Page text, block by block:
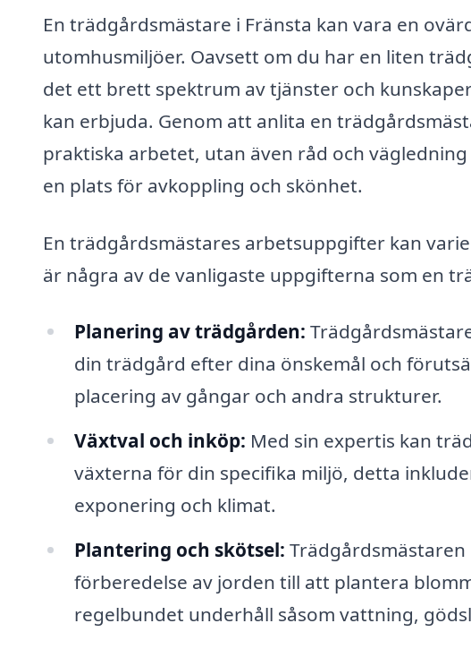
En trädgårdsmästare i Fränsta kan vara en
utomhusmiljöer. Oavsett om du har en liten
det ett brett spektrum av tjänster och
kan erbjuda. Genom att anlita en
praktiska arbetet, utan även råd och
en plats för avkoppling och skönhet.
En trädgårdsmästares arbetsuppgifter kan
är några av de vanligaste uppgifterna som en
Planering av trädgården:
din trädgård efter dina önskemål och
placering av gångar och andra strukturer.
Växtval och inköp: Med sin expertis kan
växterna för din specifika miljö, detta
exponering och klimat.
Plantering och skötsel:
förberedelse av jorden till att plantera
regelbundet underhåll såsom vattning,